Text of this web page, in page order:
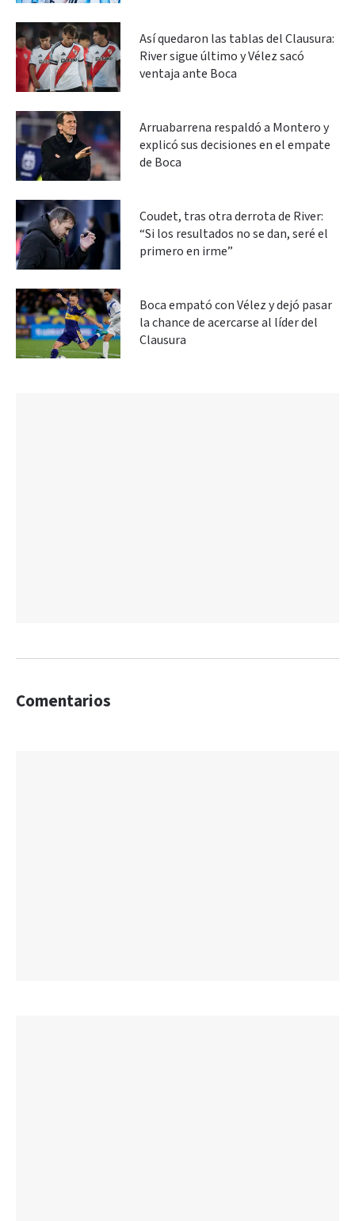
Así quedaron las tablas del Clausura:
River sigue último y Vélez sacó
ventaja ante Boca
Arruabarrena respaldó a Montero y
explicó sus decisiones en el empate
de Boca
Coudet, tras otra derrota de River:
“Si los resultados no se dan, seré el
primero en irme”
Boca empató con Vélez y dejó pasar
la chance de acercarse al líder del
Clausura
Comentarios